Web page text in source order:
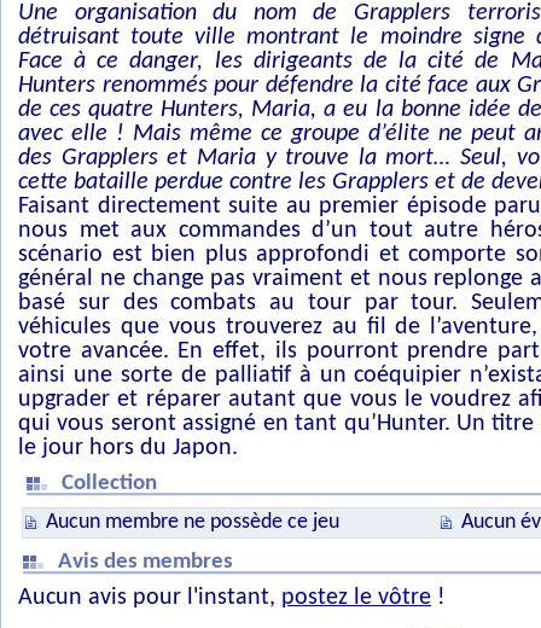
Une organisation du nom de Grapplers
détruisant toute ville montrant le moindre signe
Face à ce danger, les dirigeants de la cité de
Hunters renommés pour défendre la cité face aux
de ces quatre Hunters, Maria, a eu la bonne idée
avec elle ! Mais même ce groupe d’élite ne peut
des Grapplers et Maria y trouve la mort… Seul,
cette bataille perdue contre les Grapplers et de
Faisant directement suite au premier épisode
nous met aux commandes d’un tout autre
scénario est bien plus approfondi et comporte
général ne change pas vraiment et nous replonge
basé sur des combats au tour par tour.
véhicules que vous trouverez au fil de
votre avancée. En effet, ils pourront prendre
ainsi une sorte de palliatif à un coéquipier
upgrader et réparer autant que vous le voudrez
qui vous seront assigné en tant qu’Hunter. Un
le jour hors du Japon.
Collection
Aucun membre ne possède ce jeu
Aucun
Avis des membres
Aucun avis pour l'instant, postez le vôtre !